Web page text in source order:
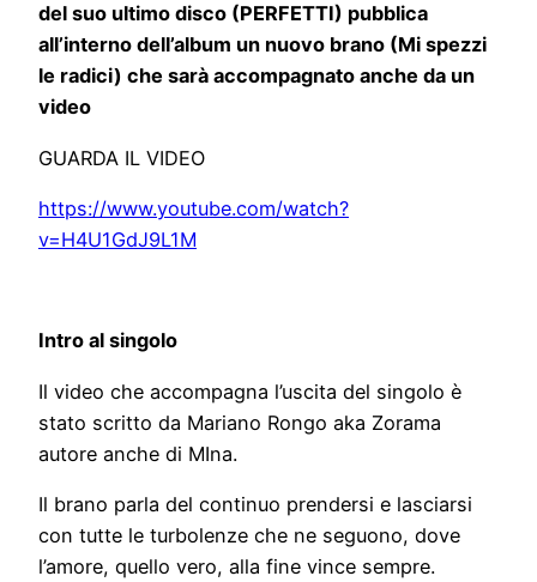
del suo ultimo disco (PERFETTI) pubblica
all’interno dell’album un nuovo brano (Mi spezzi
le radici) che sarà accompagnato anche da un
video
GUARDA IL VIDEO
https://www.youtube.com/watch?
v=H4U1GdJ9L1M
Intro al singolo
Il video che accompagna l’uscita del singolo è
stato scritto da Mariano Rongo aka Zorama
autore anche di MIna.
Il brano parla del continuo prendersi e lasciarsi
con tutte le turbolenze che ne seguono, dove
l’amore, quello vero, alla fine vince sempre.